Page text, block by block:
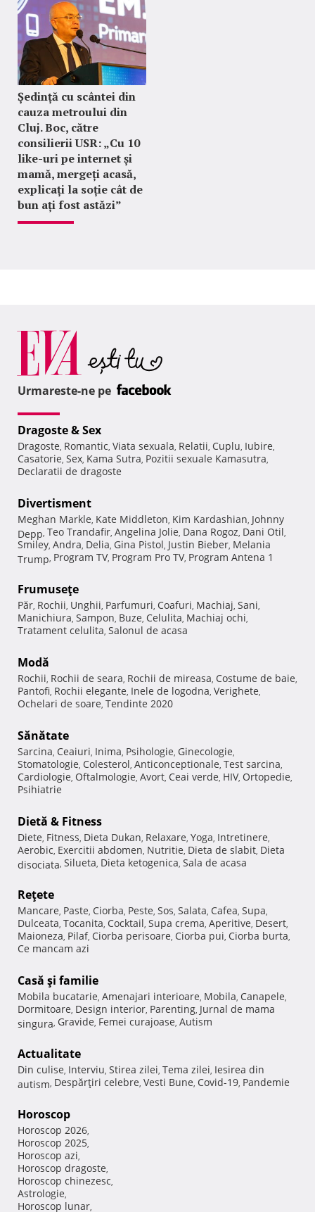
Ședință cu scântei din
cauza metroului din
Cluj. Boc, către
consilierii USR: „Cu 10
like-uri pe internet și
mamă, mergeți acasă,
explicați la soție cât de
bun ați fost astăzi”
Urmareste-ne pe
Dragoste & Sex
Dragoste, Romantic, Viata sexuala, Relatii, Cuplu, Iubire,
Casatorie, Sex, Kama Sutra, Pozitii sexuale Kamasutra,
Declaratii de dragoste
Divertisment
Meghan Markle, Kate Middleton, Kim Kardashian, Johnny
Depp, Teo Trandafir, Angelina Jolie, Dana Rogoz, Dani Otil,
Smiley, Andra, Delia, Gina Pistol, Justin Bieber, Melania
Trump, Program TV, Program Pro TV, Program Antena 1
Frumuseţe
Păr, Rochii, Unghii, Parfumuri, Coafuri, Machiaj, Sani,
Manichiura, Sampon, Buze, Celulita, Machiaj ochi,
Tratament celulita, Salonul de acasa
Modă
Rochii, Rochii de seara, Rochii de mireasa, Costume de baie,
Pantofi, Rochii elegante, Inele de logodna, Verighete,
Ochelari de soare, Tendinte 2020
Sănătate
Sarcina, Ceaiuri, Inima, Psihologie, Ginecologie,
Stomatologie, Colesterol, Anticonceptionale, Test sarcina,
Cardiologie, Oftalmologie, Avort, Ceai verde, HIV, Ortopedie,
Psihiatrie
Dietă & Fitness
Diete, Fitness, Dieta Dukan, Relaxare, Yoga, Intretinere,
Aerobic, Exercitii abdomen, Nutritie, Dieta de slabit, Dieta
disociata, Silueta, Dieta ketogenica, Sala de acasa
Reţete
Mancare, Paste, Ciorba, Peste, Sos, Salata, Cafea, Supa,
Dulceata, Tocanita, Cocktail, Supa crema, Aperitive, Desert,
Maioneza, Pilaf, Ciorba perisoare, Ciorba pui, Ciorba burta,
Ce mancam azi
Casă şi familie
Mobila bucatarie, Amenajari interioare, Mobila, Canapele,
Dormitoare, Design interior, Parenting, Jurnal de mama
singura, Gravide, Femei curajoase, Autism
Actualitate
Din culise, Interviu, Stirea zilei, Tema zilei, Iesirea din
autism, Despărţiri celebre, Vesti Bune, Covid-19, Pandemie
Horoscop
Horoscop 2026,
Horoscop 2025,
Horoscop azi,
Horoscop dragoste,
Horoscop chinezesc,
Astrologie,
Horoscop lunar,